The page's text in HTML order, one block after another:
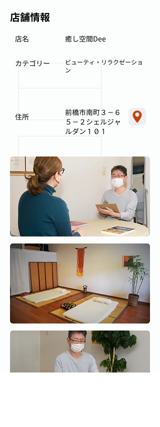
店舗情報
癒し空間Dee
店名
ビューティ・リラクゼーショ
ン
カテゴリー
前橋市南町３－６
５－２シェルジャ
ルダン１０１
住所